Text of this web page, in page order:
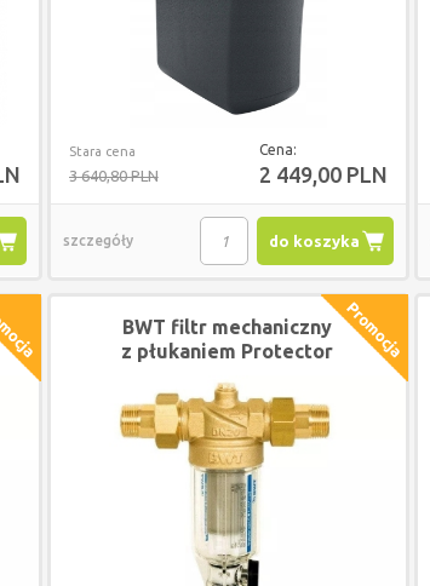
Stara cena
3 640,80 PLN
Cena:
2 449,00 PLN
do koszyka
szczegóły
BWT filtr mechaniczny
z płukaniem Protector
810524